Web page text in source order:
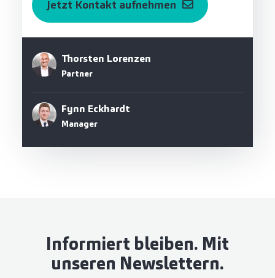
Thorsten Lorenzen
Partner
Fynn Eckhardt
Manager
Jetzt Kontakt aufnehmen
Informiert bleiben. Mit
unseren Newslettern.